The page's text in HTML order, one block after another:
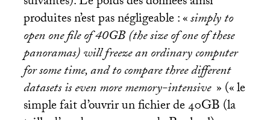
produites n’est pas négligeable : «simply to
open one file of40GB(the size of one of these
panoramas) will freeze an ordinary computer
for some time, and to compare three different
datasets is even more memory-intensive » («le
simple fait d’ouvrir un fichier de40GB(la